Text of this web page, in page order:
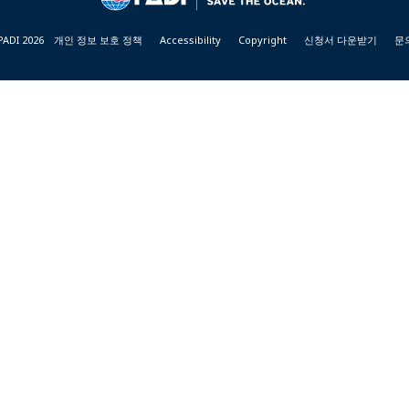
2026 개인 정보 보호 정책 Accessibility Copyright 신청서 다운받기 문